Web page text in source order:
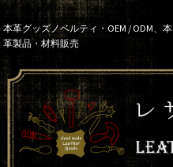
Skip
to
navigation
Skip
to
content
本革グッズノベルティ・OEM / ODM、本
革製品・材料販売
お買い物ガイド
本革グッズ
単語帳サイズおまとめセット
名入れ☆ロゴ入れオプションに